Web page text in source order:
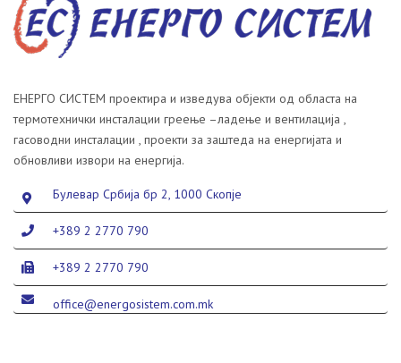
ЕНЕРГО СИСТЕМ проектира и изведува објекти од областа на
термотехнички инсталации греење –ладење и вентилација ,
гасоводни инсталации , проекти за заштеда на енергијата и
обновливи извори на енергија.
Булевар Србија бр 2, 1000 Скопје
+389 2 2770 790
+389 2 2770 790
office@energosistem.com.mk